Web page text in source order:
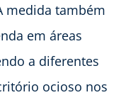
medida também
em áreas
a diferentes
ocioso nos